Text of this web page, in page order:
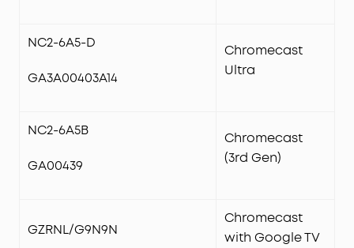
NC2-6A5-D
GA3A00403A14
Chromecast
Ultra
NC2-6A5B
GA00439
Chromecast
(3rd Gen)
GZRNL/G9N9N
Chromecast
with Google TV